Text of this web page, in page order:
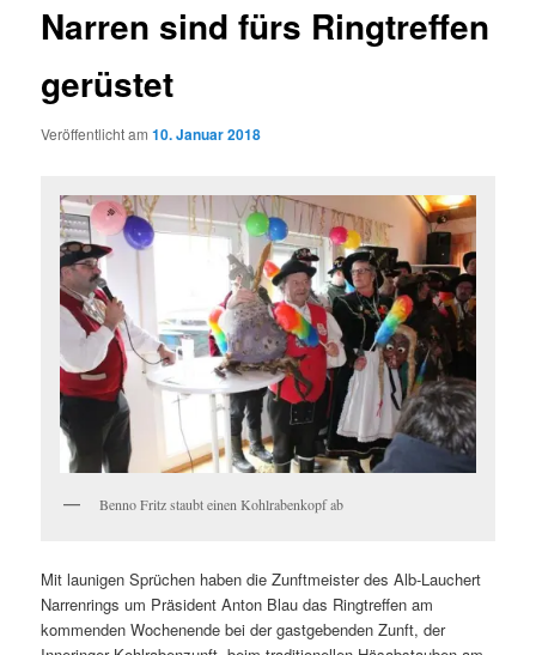
Narren sind fürs Ringtreffen
gerüstet
Veröffentlicht am10. Januar 2018
Benno Fritz staubt einen Kohlrabenkopf ab
Mit launigen Sprüchen haben die Zunftmeister des Alb-Lauchert
Narrenrings um Präsident Anton Blau das Ringtreffen am
kommenden Wochenende bei der gastgebenden Zunft, der